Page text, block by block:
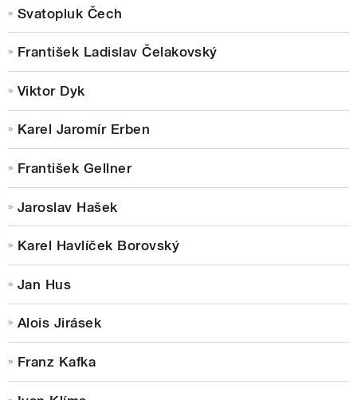
Svatopluk Čech
František Ladislav Čelakovský
Viktor Dyk
Karel Jaromír Erben
František Gellner
Jaroslav Hašek
Karel Havlíček Borovský
Jan Hus
Alois Jirásek
Franz Kafka